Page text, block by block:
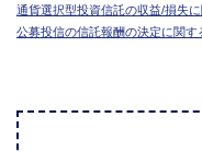
通貨選択型投資信託の収益/損失
公募投信の信託報酬の決定に関す